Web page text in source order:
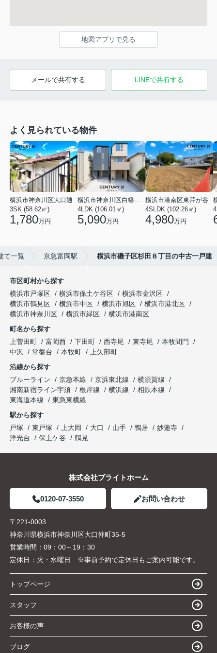
地図アプリで見る
メールで共有する LINEで共有する
よく見られている物件
横浜市神奈川区大口通
3SK (58.62㎡)
1,780万円
横浜市神奈川区白幡東町
4LDK (106.01㎡)
5,090万円
横浜市港南区東芹が谷
4SLDK (102.26㎡)
4,980万円
て一覧 京急富岡駅 横浜市磯子区杉田８丁目の中古一戸建
市区町村から探す
横浜市戸塚区
横浜市保土ケ谷区
横浜市金沢区
横浜市鶴見区
横浜市中区 横浜市旭区
横浜市港北区
横浜市神奈川区
横浜市緑区
横浜市港南区
町名から探す
上菅田町
富岡西 下田町 西寺尾 東寺尾
本牧間門
中沢
常盤台 本牧町
上矢部町
沿線から探す
ブルーライン
京急本線 京浜東北線
横須賀線
湘南新宿ライン宇須
根岸線 横浜線
相鉄本線
東海道本線
東急東横線
駅から探す
戸塚
東戸塚 上大岡 大口 山手 鴨居
妙蓮寺
洋光台
保土ケ谷 鶴見
株式会社ブライトホーム
0120-07-3550 お問い合わせ
〒221-0003
神奈川県横浜市神奈川区大口仲町35-5
営業時間： 09：00～19：30
定休日： 火・水曜日 ※事前予約で定休日もご案内可能です。
トップページ
スタッフ
お客様の声
ブログ